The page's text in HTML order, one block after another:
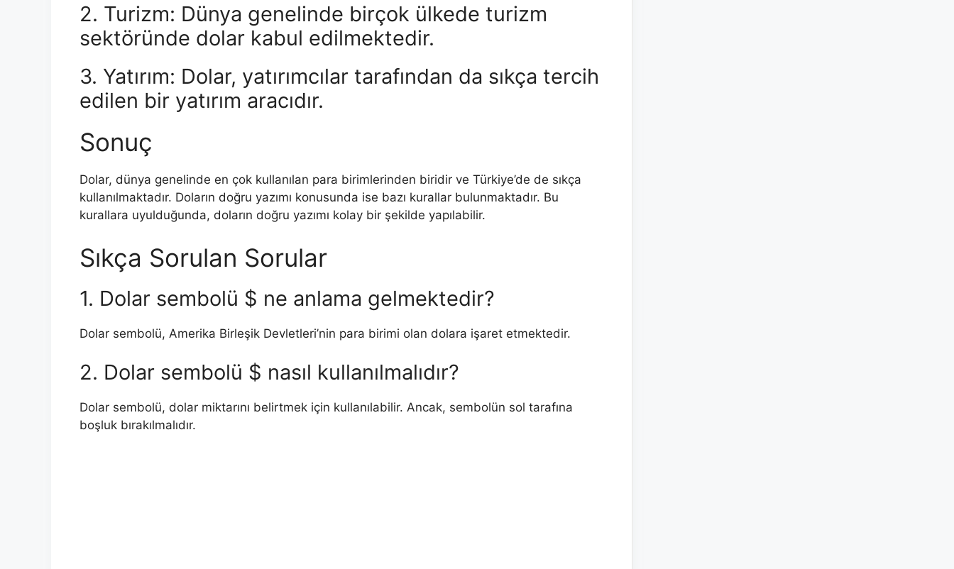
2. Turizm: Dünya genelinde birçok ülkede turizm
sektöründe dolar kabul edilmektedir.
3. Yatırım: Dolar, yatırımcılar tarafından da sıkça tercih
edilen bir yatırım aracıdır.
Sonuç
Dolar, dünya genelinde en çok kullanılan para birimlerinden biridir ve Türkiye’de de sıkça
kullanılmaktadır. Doların doğru yazımı konusunda ise bazı kurallar bulunmaktadır. Bu
kurallara uyulduğunda, doların doğru yazımı kolay bir şekilde yapılabilir.
Sıkça Sorulan Sorular
1. Dolar sembolü $ ne anlama gelmektedir?
Dolar sembolü, Amerika Birleşik Devletleri’nin para birimi olan dolara işaret etmektedir.
2. Dolar sembolü $ nasıl kullanılmalıdır?
Dolar sembolü, dolar miktarını belirtmek için kullanılabilir. Ancak, sembolün sol tarafına
boşluk bırakılmalıdır.